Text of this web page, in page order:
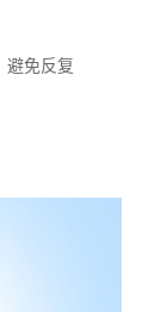
避免反复